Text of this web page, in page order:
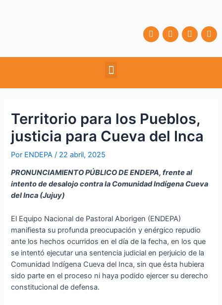
F
a
T
w
Y
o
I
n
Menu
Territorio para los Pueblos,
justicia para Cueva del Inca
Por ENDEPA/ 22 abril, 2025
PRONUNCIAMIENTO PÚBLICO DE ENDEPA, frente al
intento de desalojo contra la Comunidad Indígena Cueva
del Inca (Jujuy)
El Equipo Nacional de Pastoral Aborigen (ENDEPA)
manifiesta su profunda preocupación y enérgico repudio
ante los hechos ocurridos en el día de la fecha, en los que
se intentó ejecutar una sentencia judicial en perjuicio de la
Comunidad Indígena Cueva del Inca, sin que ésta hubiera
sido parte en el proceso ni haya podido ejercer su derecho
constitucional de defensa.